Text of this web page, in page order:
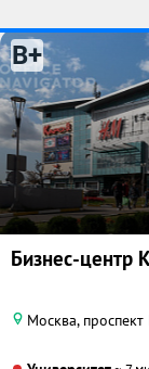
B+
Бизнес-центр
Москва,